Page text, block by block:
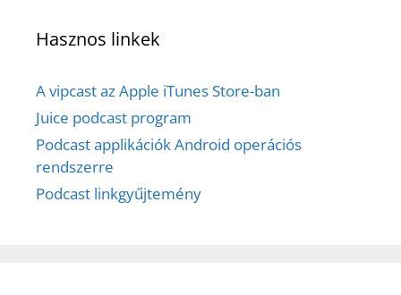
Hasznos linkek
A vipcast az Apple iTunes Store-ban
Juice podcast program
Podcast applikációk Android operációs
rendszerre
Podcast linkgyűjtemény